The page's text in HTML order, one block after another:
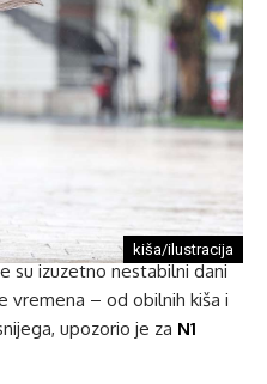
kiša/ilustracija
su izuzetno nestabilni dani
vremena – od obilnih kiša i
upozorio je za N1